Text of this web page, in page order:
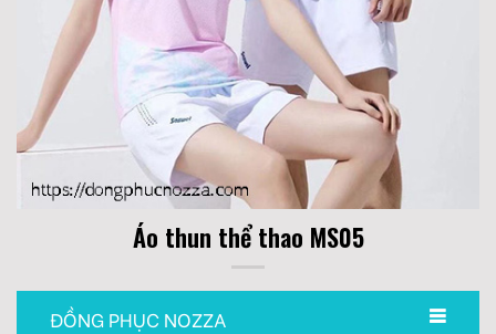
Áo thun thể thao MS05
ĐỒNG PHỤC NOZZA